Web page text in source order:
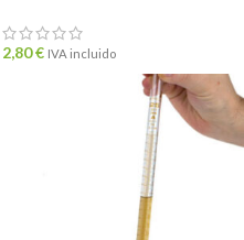
2,80€ IVA incluido